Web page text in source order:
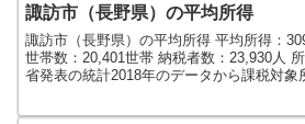
諏訪市（長野県）の平均所得
諏訪市（長野県）の平均所得 平均所得：
世帯数：20,401世帯 納税者数：23,930人
省発表の統計2018年のデータから課税対象